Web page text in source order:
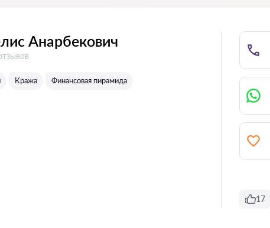
Анарбекович
Кража Финансовая пирамида
17